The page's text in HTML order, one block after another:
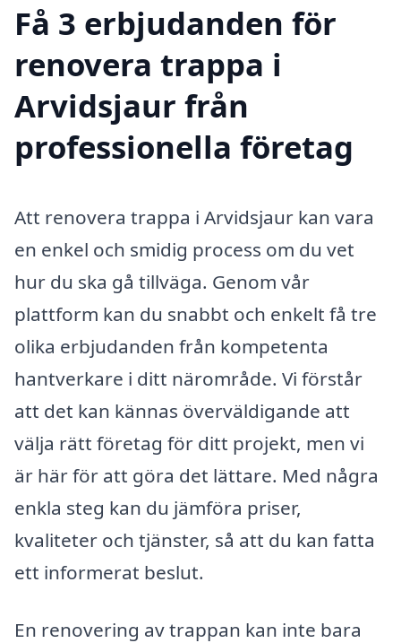
Få 3 erbjudanden för
renovera trappa i
Arvidsjaur från
professionella företag
Att renovera trappa i Arvidsjaur kan vara
en enkel och smidig process om du vet
hur du ska gå tillväga. Genom vår
plattform kan du snabbt och enkelt få tre
olika erbjudanden från kompetenta
hantverkare i ditt närområde. Vi förstår
att det kan kännas överväldigande att
välja rätt företag för ditt projekt, men vi
är här för att göra det lättare. Med några
enkla steg kan du jämföra priser,
kvaliteter och tjänster, så att du kan fatta
ett informerat beslut.
En renovering av trappan kan inte bara